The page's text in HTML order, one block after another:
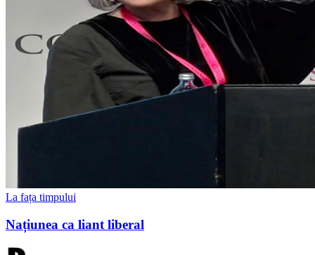
La fața timpului
Națiunea ca liant liberal